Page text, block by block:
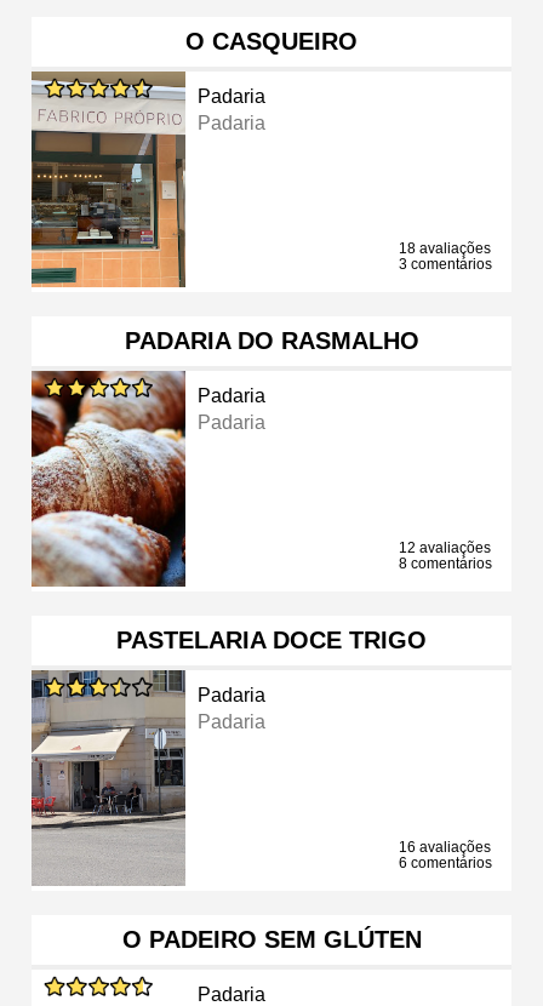
O CASQUEIRO
Padaria
Padaria
18 avaliações
3 comentários
PADARIA DO RASMALHO
Padaria
Padaria
12 avaliações
8 comentários
PASTELARIA DOCE TRIGO
Padaria
Padaria
16 avaliações
6 comentários
O PADEIRO SEM GLÚTEN
Padaria